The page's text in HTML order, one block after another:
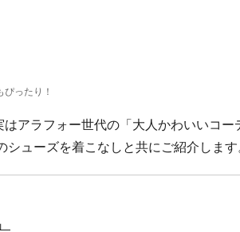
ったり！
アラフォー世代の「大人かわいいコー
ューズを着こなしと共にご紹介します